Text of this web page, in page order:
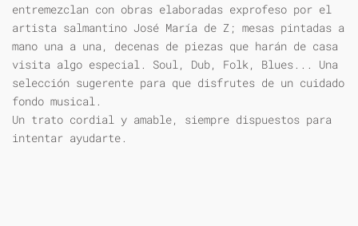
entremezclan con obras elaboradas exprofeso por el
artista salmantino José María de Z; mesas pintadas a
mano una a una, decenas de piezas que harán de casa
visita algo especial. Soul, Dub, Folk, Blues... Una
selección sugerente para que disfrutes de un cuidado
fondo musical.
Un trato cordial y amable, siempre dispuestos para
intentar ayudarte.